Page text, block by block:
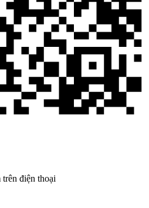
trên điện thoại